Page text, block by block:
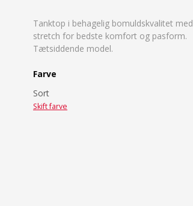
Tanktop i behagelig bomuldskvalitet med
stretch for bedste komfort og pasform.
Tætsiddende model.
Farve
Sort
Skift farve